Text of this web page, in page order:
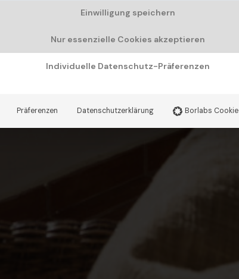
Einwilligung speichern
Nur essenzielle Cookies akzeptieren
Individuelle Datenschutz-Präferenzen
Präferenzen Datenschutzerklärung Borlabs Cookie